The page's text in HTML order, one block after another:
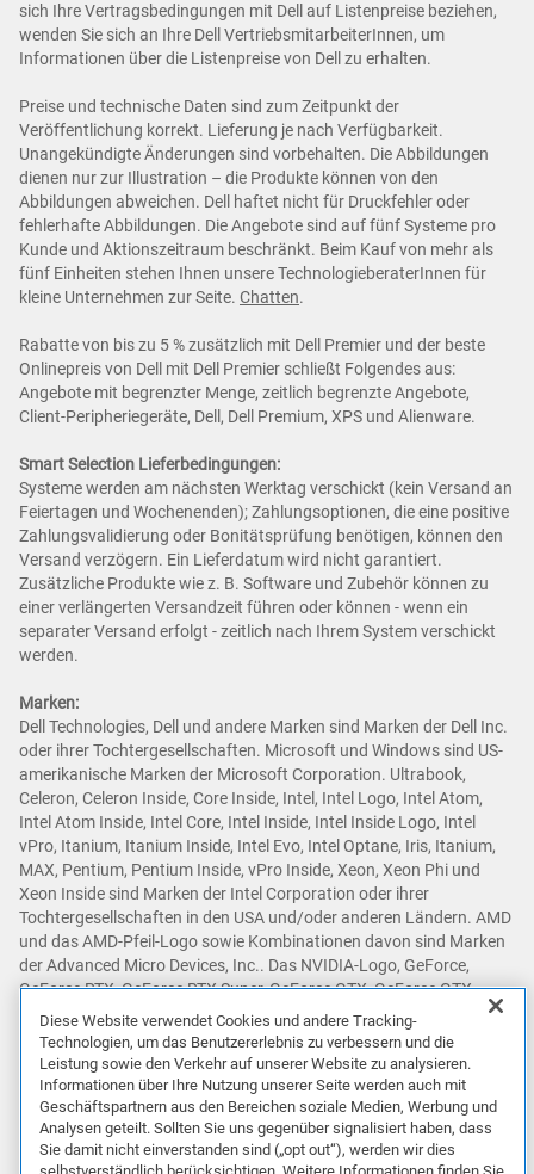
sich Ihre Vertragsbedingungen mit Dell auf Listenpreise beziehen,
wenden Sie sich an Ihre Dell VertriebsmitarbeiterInnen, um
Informationen über die Listenpreise von Dell zu erhalten.
Preise und technische Daten sind zum Zeitpunkt der
Veröffentlichung korrekt. Lieferung je nach Verfügbarkeit.
Unangekündigte Änderungen sind vorbehalten. Die Abbildungen
dienen nur zur Illustration – die Produkte können von den
Abbildungen abweichen. Dell haftet nicht für Druckfehler oder
fehlerhafte Abbildungen. Die Angebote sind auf fünf Systeme pro
Kunde und Aktionszeitraum beschränkt. Beim Kauf von mehr als
fünf Einheiten stehen Ihnen unsere TechnologieberaterInnen für
kleine Unternehmen zur Seite. Chatten.
Rabatte von bis zu 5 % zusätzlich mit Dell Premier und der beste
Onlinepreis von Dell mit Dell Premier schließt Folgendes aus:
Angebote mit begrenzter Menge, zeitlich begrenzte Angebote,
Client-Peripheriegeräte, Dell, Dell Premium, XPS und Alienware.
Smart Selection Lieferbedingungen:
Systeme werden am nächsten Werktag verschickt (kein Versand an
Feiertagen und Wochenenden); Zahlungsoptionen, die eine positive
Zahlungsvalidierung oder Bonitätsprüfung benötigen, können den
Versand verzögern. Ein Lieferdatum wird nicht garantiert.
Zusätzliche Produkte wie z. B. Software und Zubehör können zu
einer verlängerten Versandzeit führen oder können - wenn ein
separater Versand erfolgt - zeitlich nach Ihrem System verschickt
werden.
Marken:
Dell Technologies, Dell und andere Marken sind Marken der Dell Inc.
oder ihrer Tochtergesellschaften. Microsoft und Windows sind US-
amerikanische Marken der Microsoft Corporation. Ultrabook,
Celeron, Celeron Inside, Core Inside, Intel, Intel Logo, Intel Atom,
Intel Atom Inside, Intel Core, Intel Inside, Intel Inside Logo, Intel
vPro, Itanium, Itanium Inside, Intel Evo, Intel Optane, Iris, Itanium,
MAX, Pentium, Pentium Inside, vPro Inside, Xeon, Xeon Phi und
Xeon Inside sind Marken der Intel Corporation oder ihrer
Tochtergesellschaften in den USA und/oder anderen Ländern. AMD
und das AMD-Pfeil-Logo sowie Kombinationen davon sind Marken
der Advanced Micro Devices, Inc.. Das NVIDIA-Logo, GeForce,
GeForce RTX, GeForce RTX Super, GeForce GTX, GeForce GTX
Super, GRID, SHIELD, Battery Boost, Reflex, DLSS, CUDA, FXAA,
GameStream, G-SYNC, G-SYNC Ultimate, NVLINK, ShadowPlay, SLI,
TXAA, PhysX, GeForce Experience, GeForce NOW, Maxwell, Pascal
und Turing sind Marken und/oder eingetragene Marken der NVIDIA
Corporation in den USA und anderen Ländern. Snapdragon ist eine
Marke oder eingetragene Marke von Qualcomm Incorporated.
Andere Marken können Marken ihrer jeweiligen Inhaber sein.
Diese Website verwendet Cookies und andere Tracking-
Technologien, um das Benutzererlebnis zu verbessern und die
Leistung sowie den Verkehr auf unserer Website zu analysieren.
Informationen über Ihre Nutzung unserer Seite werden auch mit
Geschäftspartnern aus den Bereichen soziale Medien, Werbung und
Analysen geteilt. Sollten Sie uns gegenüber signalisiert haben, dass
Sie damit nicht einverstanden sind („opt out“), werden wir dies